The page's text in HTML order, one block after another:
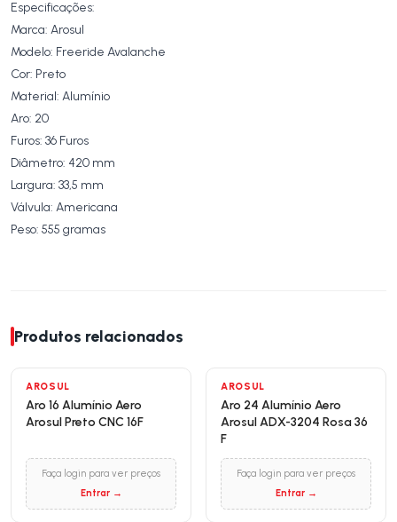
Especificações:
Marca: Arosul
Modelo: Freeride Avalanche
Cor: Preto
Material: Alumínio
Aro: 20
Furos: 36 Furos
Diâmetro: 420 mm
Largura: 33,5 mm
Válvula: Americana
Peso: 555 gramas
Produtos relacionados
AROSUL
Aro 16 Alumínio Aero
Arosul Preto CNC 16F
Faça login para ver preços
Entrar →
AROSUL
Aro 24 Alumínio Aero
Arosul ADX-3204 Rosa 36
F
Faça login para ver preços
Entrar →